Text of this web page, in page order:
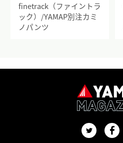
finetrack（ファイントラ
ック）/YAMAP別注カミ
ノパンツ